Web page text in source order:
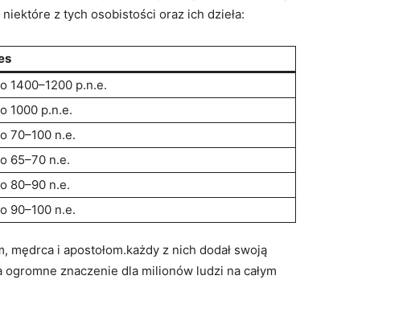
z tych osobistości oraz ich dzieła:
1400–1200 p.n.e.
1000 p.n.e.
70–100 n.e.
65–70 n.e.
80–90 n.e.
90–100 n.e.
i apostołom.każdy z nich dodał swoją
znaczenie dla milionów ludzi na całym